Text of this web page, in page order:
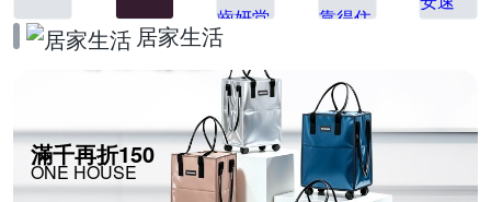
居家生活
滿千再折150
ONE HOUSE